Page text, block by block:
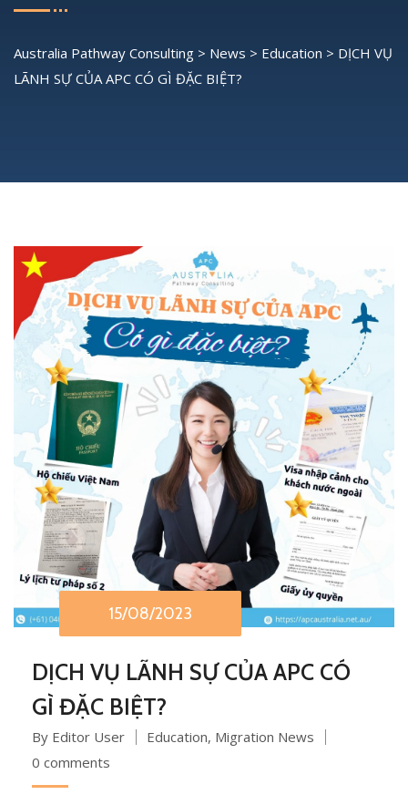
Australia Pathway Consulting > News > Education > DỊCH VỤ
LÃNH SỰ CỦA APC CÓ GÌ ĐẶC BIỆT?
15/08/2023
DỊCH VỤ LÃNH SỰ CỦA APC CÓ
GÌ ĐẶC BIỆT?
By Editor User Education, Migration News
0 comments